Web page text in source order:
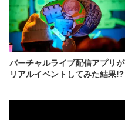
バーチャルライブ配信アプリが
リアルイベントしてみた結果!?